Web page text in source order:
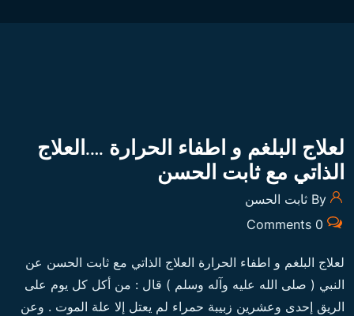
لعلاج البلغم و اطفاء الحرارة ….العلاج
الذاتي مع ثابت الحسن
0 Comments
لعلاج البلغم و اطفاء الحرارة العلاج الذاتي مع ثابت الحسن عن
النبي ( صلى الله عليه وآله وسلم ) قال : من أكل كل يوم على
الريق إحدى وعشرين زبيبة حمراء لم يعتل إلا علة الموت . وعن